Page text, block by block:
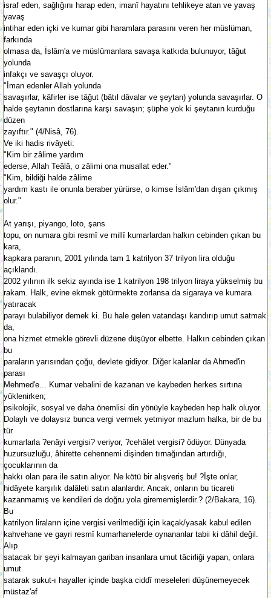
israf eden, sağlığını harap eden, imanî hayatını tehlikeye atan ve yavaş
yavaş
intihar eden içki ve kumar gibi haramlara parasını veren her müslüman,
farkında
olmasa da, İslâm'a ve müslümanlara savaşa katkıda bulunuyor, tâğut
yolunda
infakçı ve savaşçı oluyor.
"İman edenler Allah yolunda
savaşırlar, kâfirler ise tâğut (bâtıl dâvalar ve şeytan) yolunda savaşırlar. O
halde şeytanın dostlarına karşı savaşın; şüphe yok ki şeytanın kurduğu
düzen
zayıftır." (4/Nisâ, 76).
Ve iki hadis rivâyeti:
"Kim bir zâlime yardım
ederse, Allah Teâlâ, o zâlimi ona musallat eder."
"Kim, bildiği halde zâlime
yardım kastı ile onunla beraber yürürse, o kimse İslâm'dan dışarı çıkmış
olur."
At yarışı, piyango, loto, şans
topu, on numara gibi resmî ve millî kumarlardan halkın cebinden çıkan bu
kara,
kapkara paranın, 2001 yılında tam 1 katrilyon 37 trilyon lira olduğu
açıklandı.
2002 yılının ilk sekiz ayında ise 1 katrilyon 198 trilyon liraya yükselmiş bu
rakam. Halk, evine ekmek götürmekte zorlansa da sigaraya ve kumara
yatıracak
parayı bulabiliyor demek ki. Bu hale gelen vatandaşı kandırıp umut satmak
da,
ona hizmet etmekle görevli düzene düşüyor elbette. Halkın cebinden çıkan
bu
paraların yarısından çoğu, devlete gidiyor. Diğer kalanlar da Ahmed'in
parası
Mehmed'e... Kumar vebalini de kazanan ve kaybeden herkes sırtına
yüklenirken;
psikolojik, sosyal ve daha önemlisi din yönüyle kaybeden hep halk oluyor.
Dolaylı ve dolaysız bunca vergi vermek yetmiyor mazlum halka, bir de bu
tür
kumarlarla ?enâyi vergisi? veriyor, ?cehâlet vergisi? ödüyor. Dünyada
huzursuzluğu, âhirette cehennemi dişinden tırnağından artırdığı,
çocuklarının da
hakkı olan para ile satın alıyor. Ne kötü bir alışveriş bu! ?İşte onlar,
hidâyete karşılık dalâleti satın alanlardır. Ancak, onların bu ticareti
kazanmamış ve kendileri de doğru yola girememişlerdir.? (2/Bakara, 16).
Bu
katrilyon liraların içine vergisi verilmediği için kaçak/yasak kabul edilen
kahvehane ve gayri resmî kumarhanelerde oynananlar tabii ki dâhil değil.
Alıp
satacak bir şeyi kalmayan gariban insanlara umut tâcirliği yapan, onlara
umut
satarak sukut-ı hayaller içinde başka ciddî meseleleri düşünemeyecek
müstaz'af